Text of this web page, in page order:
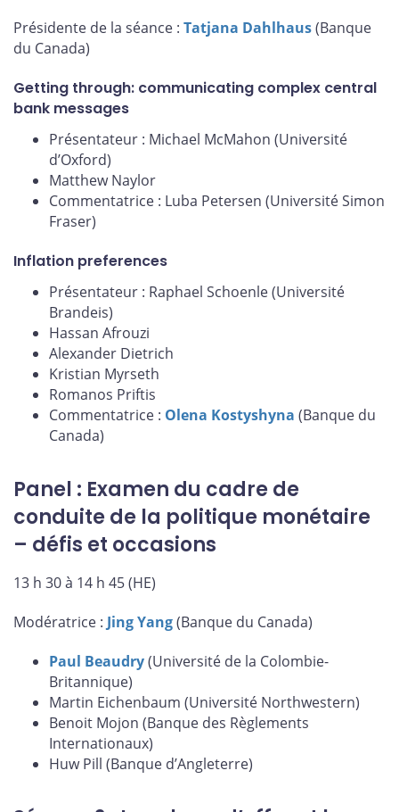
Présidente de la séance : Tatjana Dahlhaus(Banque
du Canada)
Getting through: communicating complex central
bank messages
Présentateur : Michael McMahon (Université
d’Oxford)
Matthew Naylor
Commentatrice : Luba Petersen (Université Simon
Fraser)
Inflation preferences
Présentateur : Raphael Schoenle (Université
Brandeis)
Hassan Afrouzi
Alexander Dietrich
Kristian Myrseth
Romanos Priftis
Commentatrice : Olena Kostyshyna (Banque du
Canada)
Panel : Examen du cadre de
conduite de la politique monétaire
– défis et occasions
13 h 30 à 14 h 45 (HE)
Modératrice : Jing Yang(Banque du Canada)
Paul Beaudry(Université de la Colombie-
Britannique)
Martin Eichenbaum (Université Northwestern)
Benoit Mojon (Banque des Règlements
Internationaux)
Huw Pill (Banque d’Angleterre)